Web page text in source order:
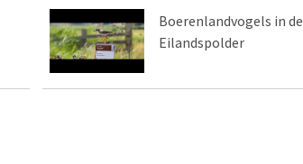
Boerenlandvogels in de
Eilandspolder